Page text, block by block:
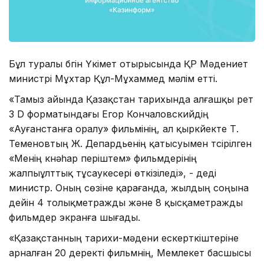
Бұл туралы бүгін Үкімет отырысында ҚР Мәдениет
министрі Мұхтар Құл-Мұхаммед мәлім етті.
«Тамыз айында Қазақстан тарихында алғашқы рет
3 D форматындағы Егор Кончаловскийдің
«Ауғанстанға оралу» фильмінің, ал қыркүйекте Т.
Теменовтың Ж. Депардьенің қатысуымен түсірілген
«Менің күнәһар періштем» фильмдерінің
жалпыұлттық тұсаукесері өткізіледі», - деді
министр. Оның сөзіне қарағанда, жылдың соңына
дейін 4 толықметражды және 8 қысқаметражды
фильмдер экранға шығады.
«Қазақстанның тарихи-мәдени ескерткіштеріне
арналған 20 деректі фильмнің, Мемлекет басшысы